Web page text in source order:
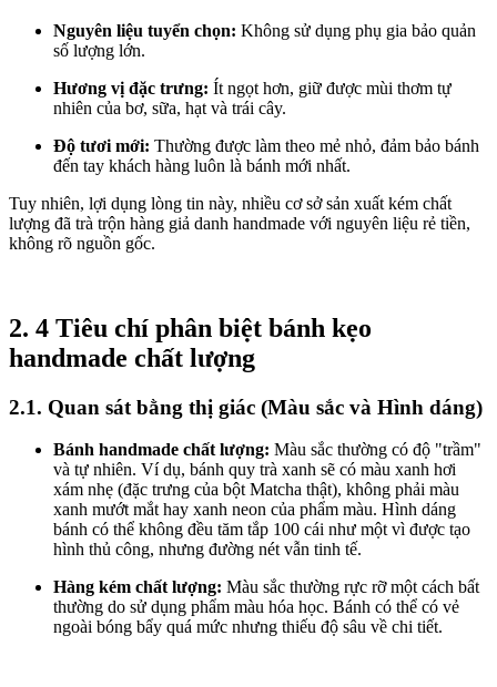
Nguyên liệu tuyển chọn: Không sử dụng phụ gia bảo quản
số lượng lớn.
Hương vị đặc trưng: Ít ngọt hơn, giữ được mùi thơm tự
nhiên của bơ, sữa, hạt và trái cây.
Độ tươi mới: Thường được làm theo mẻ nhỏ, đảm bảo bánh
đến tay khách hàng luôn là bánh mới nhất.
Tuy nhiên, lợi dụng lòng tin này, nhiều cơ sở sản xuất kém chất
lượng đã trà trộn hàng giả danh handmade với nguyên liệu rẻ tiền,
không rõ nguồn gốc.
2. 4 Tiêu chí phân biệt bánh kẹo
handmade chất lượng
2.1. Quan sát bằng thị giác (Màu sắc và Hình dáng)
Bánh handmade chất lượng: Màu sắc thường có độ "trầm"
và tự nhiên. Ví dụ, bánh quy trà xanh sẽ có màu xanh hơi
xám nhẹ (đặc trưng của bột Matcha thật), không phải màu
xanh mướt mắt hay xanh neon của phẩm màu. Hình dáng
bánh có thể không đều tăm tắp 100 cái như một vì được tạo
hình thủ công, nhưng đường nét vẫn tinh tế.
Hàng kém chất lượng: Màu sắc thường rực rỡ một cách bất
thường do sử dụng phẩm màu hóa học. Bánh có thể có vẻ
ngoài bóng bẩy quá mức nhưng thiếu độ sâu về chi tiết.